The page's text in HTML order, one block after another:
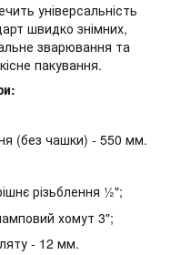
універсальність
швидко знімних,
зварювання та
пакування.
(без чашки) - 550 мм.
різьблення ½";
хомут 3";
- 12 мм.